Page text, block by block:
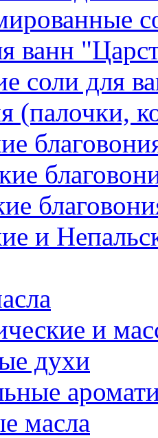
ванн
соли для
(палочки,
и
и
духи
масла